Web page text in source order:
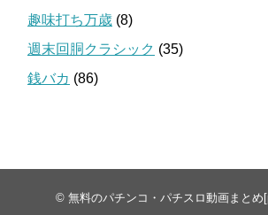
趣味打ち万歳 (8)
週末回胴クラシック (35)
銭バカ (86)
© 無料のパチンコ・パチスロ動画まとめ